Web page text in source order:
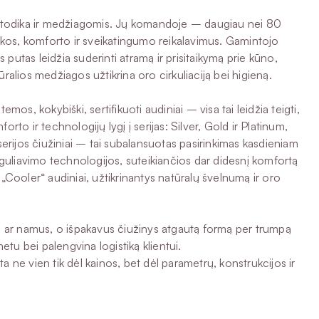
ir medžiagomis. Jų komandoje – daugiau nei 80
komforto ir sveikatingumo reikalavimus. Gamintojo
leidžia suderinti atramą ir prisitaikymą prie kūno,
medžiagos užtikrina oro cirkuliaciją bei higieną.
kokybiški, sertifikuoti audiniai – visa tai leidžia teigti,
ir technologijų lygį į serijas: Silver, Gold ir Platinum,
čiužiniai – tai subalansuotas pasirinkimas kasdieniam
technologijos, suteikiančios dar didesnį komfortą
audiniai, užtikrinantys natūralų švelnumą ir oro
namus, o išpakavus čiužinys atgautą formą per trumpą
bei palengvina logistiką klientui.
ne vien tik dėl kainos, bet dėl parametrų, konstrukcijos ir